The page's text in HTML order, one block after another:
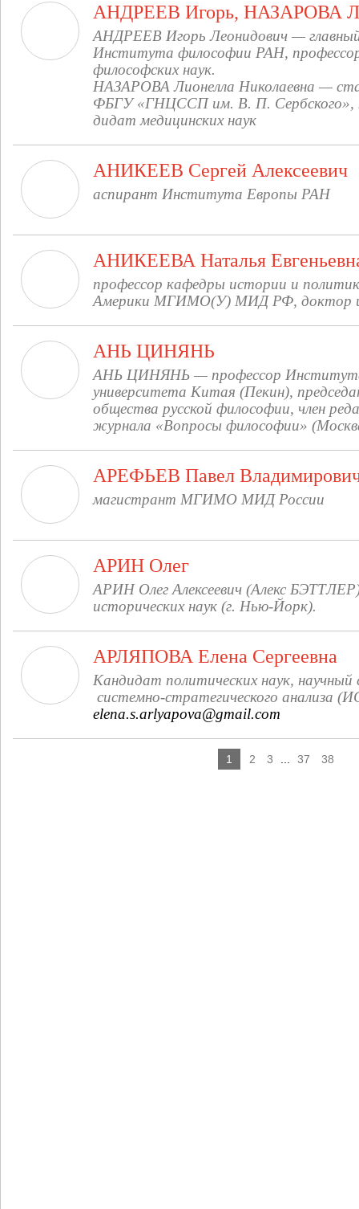
АНДРЕЕВ Игорь, НАЗАРОВА
АНДРЕЕВ Игорь Леонидович —
Института философии РАН,
философских наук.
НАЗАРОВА Лионелла Николаевна —
ФБГУ «ГНЦССП им. В. П. Сербского»,
дидат медицинских наук
АНИКЕЕВ Сергей Алексеевич
аспирант Института Европы РАН
АНИКЕЕВА Наталья
профессор кафедры истории и
Америки МГИМО(У) МИД РФ, доктор
АНЬ ЦИНЯНЬ
АНЬ ЦИНЯНЬ — профессор
университета Китая (Пекин),
общества русской философии, член
журнала «Вопросы философии»
АРЕФЬЕВ Павел
магистрант МГИМО МИД России
АРИН Олег
АРИН Олег Алексеевич (Алекс
исторических наук (г. Нью-Йорк).
АРЛЯПОВА Елена Сергеевна
Кандидат политических наук,
системно-стратегического анализа
elena.s.arlyapova@gmail.com
1 2 3 ... 37 38